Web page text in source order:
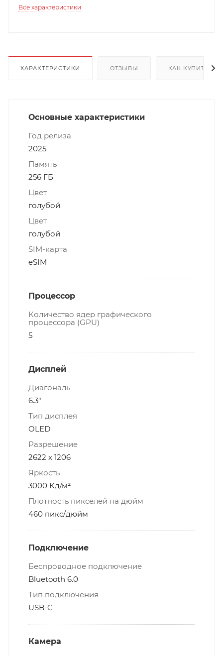
Все характеристики
ХАРАКТЕРИСТИКИ ОТЗЫВЫ КАК КУПИТЬ
Основные характеристики
Год релиза
2025
Память
256 ГБ
Цвет
голубой
Цвет
голубой
SIM-карта
eSIM
Процессор
Количество ядер графического
процессора (GPU)
5
Дисплей
Диагональ
6.3"
Тип дисплея
OLED
Разрешение
2622 x 1206
Яркость
3000 Кд/м²
Плотность пикселей на дюйм
460 пикс/дюйм
Подключение
Беспроводное подключение
Bluetooth 6.0
Тип подключения
USB-C
Камера